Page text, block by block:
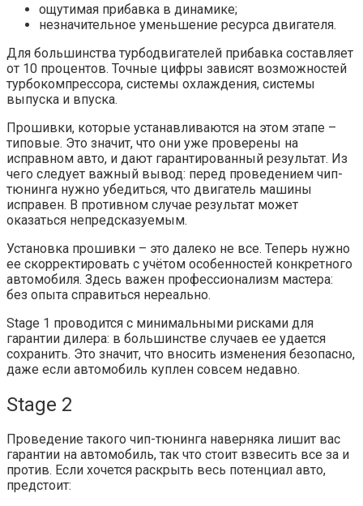
ощутимая прибавка в динамике;
незначительное уменьшение ресурса двигателя.
Для большинства турбодвигателей прибавка составляет
от 10 процентов. Точные цифры зависят возможностей
турбокомпрессора, системы охлаждения, системы
выпуска и впуска.
Прошивки, которые устанавливаются на этом этапе –
типовые. Это значит, что они уже проверены на
исправном авто, и дают гарантированный результат. Из
чего следует важный вывод: перед проведением чип-
тюнинга нужно убедиться, что двигатель машины
исправен. В противном случае результат может
оказаться непредсказуемым.
Установка прошивки – это далеко не все. Теперь нужно
ее скорректировать с учётом особенностей конкретного
автомобиля. Здесь важен профессионализм мастера:
без опыта справиться нереально.
Stage 1 проводится с минимальными рисками для
гарантии дилера: в большинстве случаев ее удается
сохранить. Это значит, что вносить изменения безопасно,
даже если автомобиль куплен совсем недавно.
Stage 2
Проведение такого чип-тюнинга наверняка лишит вас
гарантии на автомобиль, так что стоит взвесить все за и
против. Если хочется раскрыть весь потенциал авто,
предстоит: